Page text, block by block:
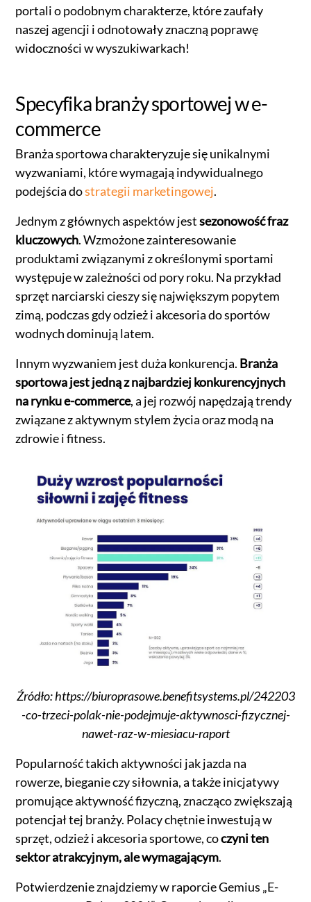
portali o podobnym charakterze, które zaufały
naszej agencji i odnotowały znaczną poprawę
widoczności w wyszukiwarkach!
Specyfika branży sportowej w e-
commerce
Branża sportowa charakteryzuje się unikalnymi
wyzwaniami, które wymagają indywidualnego
podejścia dostrategii marketingowej.
Jednym z głównych aspektów jestsezonowość fraz
kluczowych. Wzmożone zainteresowanie
produktami związanymi z określonymi sportami
występuje w zależności od pory roku. Na przykład
sprzęt narciarski cieszy się największym popytem
zimą, podczas gdy odzież i akcesoria do sportów
wodnych dominują latem.
Innym wyzwaniem jest duża konkurencja. Branża
sportowa jest jedną z najbardziej konkurencyjnych
na rynku e-commerce, a jej rozwój napędzają trendy
związane z aktywnym stylem życia oraz modą na
zdrowie i fitness.
Źródło: https://biuroprasowe.benefitsystems.pl/242203
-co-trzeci-polak-nie-podejmuje-aktywnosci-fizycznej-
nawet-raz-w-miesiacu-raport
Popularność takich aktywności jak jazda na
rowerze, bieganie czy siłownia, a także inicjatywy
promujące aktywność fizyczną, znacząco zwiększają
potencjał tej branży. Polacy chętnie inwestują w
sprzęt, odzież i akcesoria sportowe, coczyni ten
sektor atrakcyjnym, ale wymagającym.
Potwierdzenie znajdziemy w raporcie Gemius „E-